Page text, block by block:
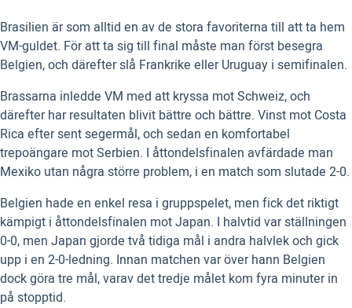
Brasilien är som alltid en av de stora favoriterna till att ta hem
VM-guldet. För att ta sig till final måste man först besegra
Belgien, och därefter slå Frankrike eller Uruguay i semifinalen.
Brassarna inledde VM med att kryssa mot Schweiz, och
därefter har resultaten blivit bättre och bättre. Vinst mot Costa
Rica efter sent segermål, och sedan en komfortabel
trepoängare mot Serbien. I åttondelsfinalen avfärdade man
Mexiko utan några större problem, i en match som slutade 2-0.
Belgien hade en enkel resa i gruppspelet, men fick det riktigt
kämpigt i åttondelsfinalen mot Japan. I halvtid var ställningen
0-0, men Japan gjorde två tidiga mål i andra halvlek och gick
upp i en 2-0-ledning. Innan matchen var över hann Belgien
dock göra tre mål, varav det tredje målet kom fyra minuter in
på stopptid.